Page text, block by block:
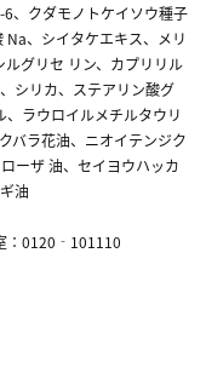
、クダモノトケイソウ種子
、シイタケエキス、メリ
グリセ リン、カプリリル
シリカ、ステアリン酸グ
、ラウロイルメチルタウリ
バラ花油、ニオイテンジク
ーザ 油、セイヨウハッカ
油
：0120‐101110